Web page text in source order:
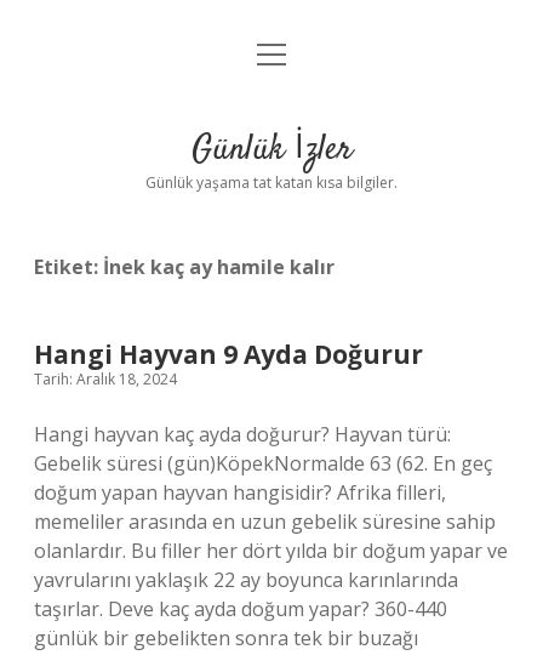
Anasayfa
Yasal Uyarı
menüyü
Günlük İzler
Günlük yaşama tat katan kısa bilgiler.
Etiket: İnek kaç ay hamile kalır
Hangi Hayvan 9 Ayda Doğurur
Tarih: Aralık 18, 2024
Hangi hayvan kaç ayda doğurur? Hayvan türü:
Gebelik süresi (gün)KöpekNormalde 63 (62. En geç
doğum yapan hayvan hangisidir? Afrika filleri,
memeliler arasında en uzun gebelik süresine sahip
olanlardır. Bu filler her dört yılda bir doğum yapar ve
yavrularını yaklaşık 22 ay boyunca karınlarında
taşırlar. Deve kaç ayda doğum yapar? 360-440
günlük bir gebelikten sonra tek bir buzağı